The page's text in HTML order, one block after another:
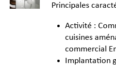
Principales
Activité :
cuisines
commercial
Implantation